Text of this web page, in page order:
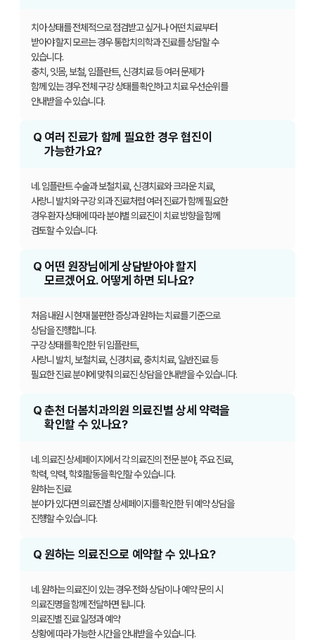
치아 상태를 전체적으로 점검받고 싶거나 어떤 치료부터
받아야 할지 모르는 경우 통합치의학과 진료를상담할 수
있습니다.
충치, 잇몸, 보철, 임플란트, 신경치료 등 여러 문제가
함께 있는 경우 전체 구강 상태를 확인하고치료 우선순위를
안내받을 수 있습니다.
Q 여러 진료가 함께 필요한 경우 협진이
가능한가요?
네. 임플란트 수술과 보철치료, 신경치료와 크라운 치료,
사랑니 발치와 구강 외과 진료처럼 여러 진료가함께 필요한
경우 환자 상태에 따라 분야별 의료진이 치료 방향을 함께
검토할 수 있습니다.
Q 어떤 원장님에게 상담받아야 할지
모르겠어요. 어떻게 하면 되나요?
처음 내원 시 현재 불편한 증상과 원하는 치료를 기준으로
상담을 진행합니다.
구강 상태를 확인한 뒤 임플란트,
사랑니 발치, 보철치료, 신경치료, 충치치료, 일반진료 등
필요한 진료 분야에 맞춰 의료진 상담을 안내받을 수 있습니다.
Q 춘천 더봄치과의원 의료진별 상세 약력을
확인할 수 있나요?
네. 의료진 상세페이지에서 각 의료진의 전문 분야, 주요 진료,
학력, 약력, 학회활동을 확인할 수 있습니다.
원하는 진료
분야가 있다면 의료진별 상세페이지를 확인한 뒤 예약 상담을
진행할 수 있습니다.
Q 원하는 의료진으로 예약할 수 있나요?
네. 원하는 의료진이 있는 경우 전화 상담이나 예약 문의 시
의료진명을 함께 전달하면 됩니다.
의료진별 진료 일정과 예약
상황에 따라 가능한 시간을 안내받을 수 있습니다.